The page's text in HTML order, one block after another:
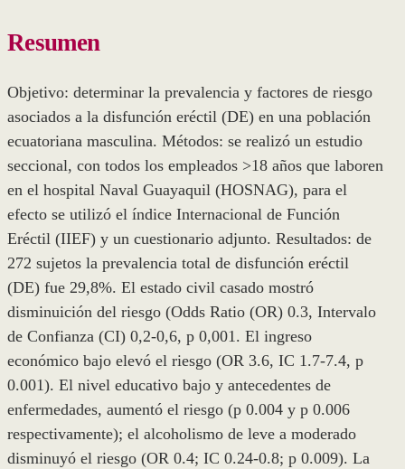
Resumen
Objetivo: determinar la prevalencia y factores de riesgo
asociados a la disfunción eréctil (DE) en una población
ecuatoriana masculina. Métodos: se realizó un estudio
seccional, con todos los empleados >18 años que laboren
en el hospital Naval Guayaquil (HOSNAG), para el
efecto se utilizó el índice Internacional de Función
Eréctil (IIEF) y un cuestionario adjunto. Resultados: de
272 sujetos la prevalencia total de disfunción eréctil
(DE) fue 29,8%. El estado civil casado mostró
disminuición del riesgo (Odds Ratio (OR) 0.3, Intervalo
de Confianza (CI) 0,2-0,6, p 0,001. El ingreso
económico bajo elevó el riesgo (OR 3.6, IC 1.7-7.4, p
0.001). El nivel educativo bajo y antecedentes de
enfermedades, aumentó el riesgo (p 0.004 y p 0.006
respectivamente); el alcoholismo de leve a moderado
disminuyó el riesgo (OR 0.4; IC 0.24-0.8; p 0.009). La